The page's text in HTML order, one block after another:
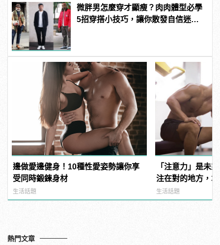
微胖男怎麼穿才顯瘦？肉肉體型必學
5招穿搭小技巧，讓你散發自信迷人
邊做愛邊健身！10種性愛姿勢讓你享
受同時鍛鍊身材
生活話題
「注意力」是未
注在對的地方，
生活話題
熱門文章